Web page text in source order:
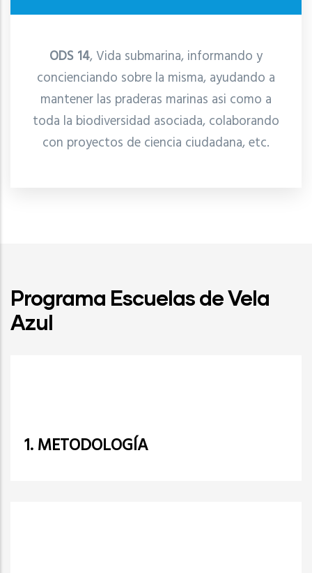
ODS 14, Vida submarina, informando y
concienciando sobre la misma, ayudando a
mantener las praderas marinas asi como a
toda la biodiversidad asociada, colaborando
con proyectos de ciencia ciudadana, etc.
Programa Escuelas de Vela
Azul
1. METODOLOGÍA